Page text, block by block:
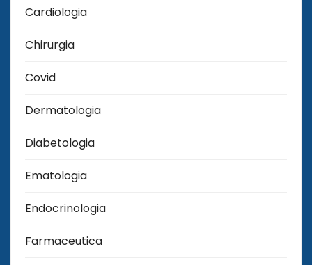
Cardiologia
Chirurgia
Covid
Dermatologia
Diabetologia
Ematologia
Endocrinologia
Farmaceutica